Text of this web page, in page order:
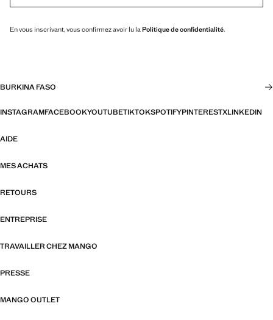
En vous inscrivant, vous confirmez avoir lu la Politique de confidentialité.
BURKINA FASO
INSTAGRAMFACEBOOKYOUTUBETIKTOKSPOTIFYPINTERESTXLINKEDIN
AIDE
MES ACHATS
RETOURS
ENTREPRISE
TRAVAILLER CHEZ MANGO
PRESSE
MANGO OUTLET